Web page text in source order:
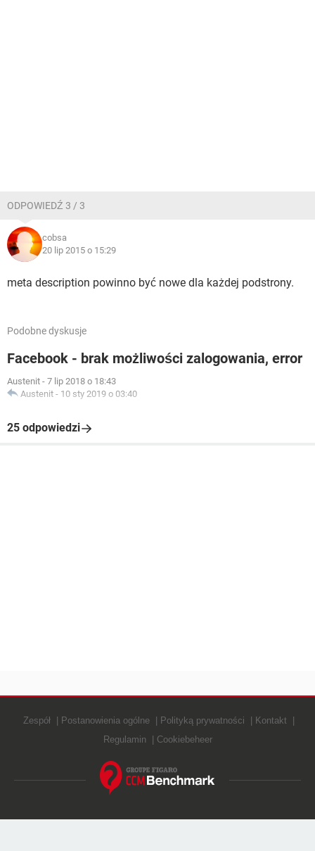
ODPOWIEDŹ 3 / 3
cobsa
20 lip 2015 o 15:29
meta description powinno być nowe dla każdej podstrony.
Podobne dyskusje
Facebook - brak możliwości zalogowania, error
Austenit - 7 lip 2018 o 18:43
Austenit - 10 sty 2019 o 03:40
25 odpowiedzi
Zespół Postanowienia ogólne Polityką prywatności
Kontakt
Regulamin
Cookiebeheer